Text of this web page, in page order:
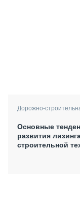
Дорожно-
Основные
развития
строительной